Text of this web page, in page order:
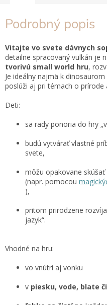
Podrobný popis
Vitajte vo svete dávnych
detailne spracovaný vulkán je
tvorivú small world hru,
Je ideálny najmä k
poslúži aj pri témach o prírode
Deti:
sa rady ponoria do hry
budú vytvárať vlastné
svete,
môžu opakovane skúšať
(napr. pomocou
),
pritom prirodzene
jazyk“.
Vhodné na hru:
vo vnútri aj vonku
v piesku, vode, blate